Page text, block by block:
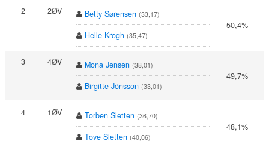
2 2ØV Betty Sørensen (33,17)
Helle Krogh (35,47)
50,4%
3 4ØV Mona Jensen (38,01)
Birgitte Jönsson (33,01)
49,7%
4 1ØV Torben Sletten (36,70)
Tove Sletten (40,06)
48,1%